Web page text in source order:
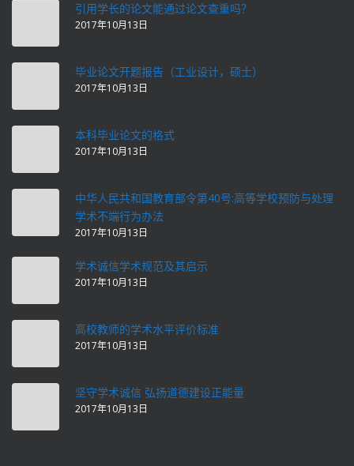
引用学长的论文能通过论文查重吗？
2017年10月13日
毕业论文开题报告（工业设计，硕士）
2017年10月13日
本科毕业论文的格式
2017年10月13日
中华人民共和国教育部令第40号:高等学校预防与处理
学术不端行为办法
2017年10月13日
学术诚信学术规范及其启示
2017年10月13日
高校教师的学术水平评价标准
2017年10月13日
坚守学术诚信 弘扬道德建设正能量
2017年10月13日